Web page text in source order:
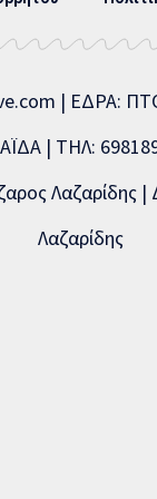
|
| ΤΗΛ:
Λαζαρίδης |
Λαζαρίδης